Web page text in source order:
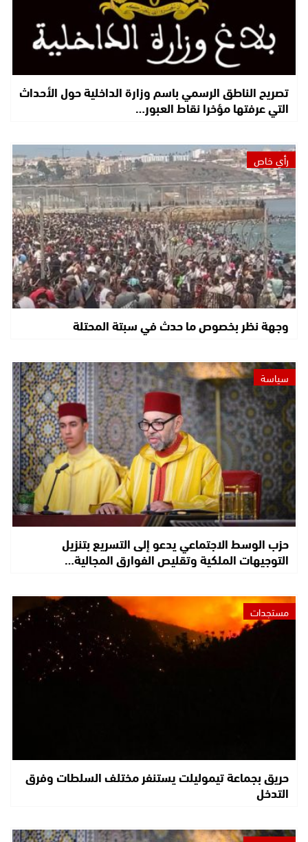
تصريح الناطق الرسمي باسم وزارة الداخلية حول الأحداث
التي عرفتها مؤخرا نقاط العبور…
رأي خاص
وجهة نظر بخصوص ما حدث في سبتة المحتلة
سياسة
حزب الوسط الاجتماعي يدعو إلى التسريع بتنزيل
التوجيهات الملكية وتقليص الفوارق المجالية…
مستجدات
حريق بجماعة تيموليلت يستنفر مختلف السلطات وفرق
التدخل